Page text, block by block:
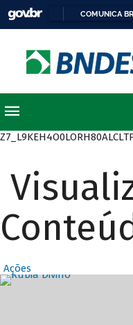
COMUNICA BR
Ações